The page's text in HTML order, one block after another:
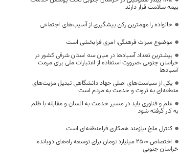
بیمه سلامت قرار دارند
خانواده را مهمترین رکن پیشگیری از آسیب‌های اجتماعی
موضوع میراث فرهنگی، امری فرابخشی است
بیشترین تعداد آسبادها در میان سه استان شرقی کشور در
خراسان جنوبی ،ضرورت استفاده از اعتبارات ملی برای مرمت
آسبادها
یکی از سیاست‌های اصلی جهاد دانشگاهی تبدیل مزیت‌های
منطقه‌ای به ثروت و خدمت به مردم است
علم و فناوری باید در مسیر خدمت به انسان و مقابله با ظلم
به کار گرفته شود
کنترل ملخ نیازمند همکاری فرامنطقه‌ای است
اختصاص 2500 میلیارد تومان برای توسعه راه‌های دوبانده
خراسان جنوبی